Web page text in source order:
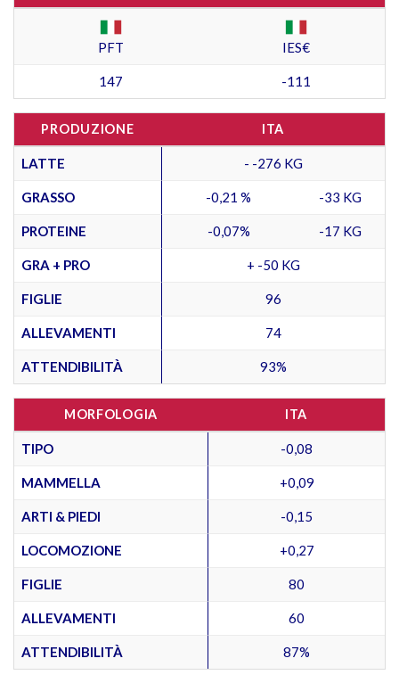
PFT IES€
147 -111
PRODUZIONE ITA
LATTE - -276 KG
GRASSO -0,21 % -33 KG
PROTEINE -0,07% -17 KG
GRA + PRO + -50 KG
FIGLIE 96
ALLEVAMENTI 74
ATTENDIBILITÀ 93%
MORFOLOGIA ITA
TIPO -0,08
MAMMELLA +0,09
ARTI & PIEDI -0,15
LOCOMOZIONE +0,27
FIGLIE 80
ALLEVAMENTI 60
ATTENDIBILITÀ 87%